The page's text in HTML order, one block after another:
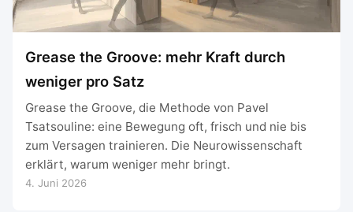
Grease the Groove: mehr Kraft durch
weniger pro Satz
Grease the Groove, die Methode von Pavel
Tsatsouline: eine Bewegung oft, frisch und nie bis
zum Versagen trainieren. Die Neurowissenschaft
erklärt, warum weniger mehr bringt.
4. Juni 2026